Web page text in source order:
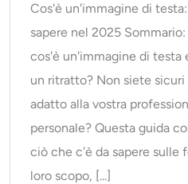
Cos'è un'immagine di
sapere nel 2025
cos'è un'immagine di testa
un ritratto? Non siete
adatto alla vostra
personale? Questa guida
ciò che c'è da sapere sulle
loro scopo, [...]